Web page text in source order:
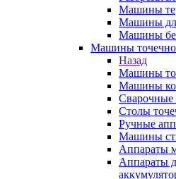
Машины
Машины
Машины
Машины
Назад
Машины
Машины
Сварочные
Столы
Ручные
Машины
Аппараты
Аппараты